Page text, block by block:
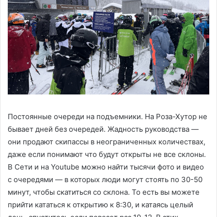
Постоянные очереди на подъемники. На Роза-Хутор не
бывает дней без очередей. Жадность руководства —
они продают скипассы в неограниченных количествах,
даже если понимают что будут открыты не все склоны.
В Сети и на Youtube можно найти тысячи фото и видео
с очередями — в которых люди могут стоять по 30-50
минут, чтобы скатиться со склона. То есть вы можете
прийти кататься к открытию к 8:30, и катаясь целый